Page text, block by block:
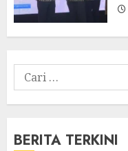
Cari
untuk:
BERITA TERKINI